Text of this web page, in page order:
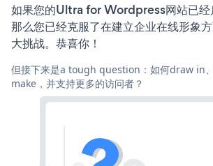
如果您的Ultra for Wordpress网站已经
那么您已经克服了在建立企业在线形象
大挑战。恭喜你！
但接下来是a tough question：如何draw in
make，并支持更多的访问者？